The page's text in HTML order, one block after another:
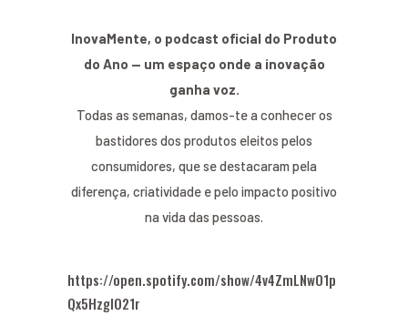
InovaMente, o podcast oficial do Produto
do Ano — um espaço onde a inovação
ganha voz.
Todas as semanas, damos-te a conhecer os
bastidores dos produtos eleitos pelos
consumidores, que se destacaram pela
diferença, criatividade e pelo impacto positivo
na vida das pessoas.
https://open.spotify.com/show/4v4ZmLNwO1p
Qx5HzgIO21r